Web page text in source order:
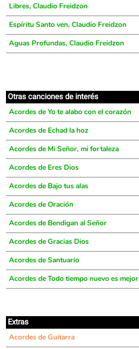
Libres, Claudio Freidzon
Espíritu Santo ven, Claudio Freidzon
Aguas Profundas, Claudio Freidzon
Otras canciones de interés
Acordes de Yo te alabo con el corazón
Acordes de Echad la hoz
Acordes de Mi Señor, mi fortaleza
Acordes de Eres Dios
Acordes de Bajo tus alas
Acordes de Oración
Acordes de Bendigan al Señor
Acordes de Gracias Dios
Acordes de Santuario
Acordes de Todo tiempo nuevo es mejor
Extras
Acordes de Guitarra